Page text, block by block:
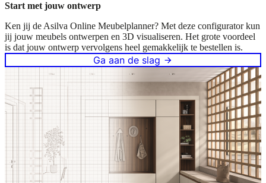
Start met jouw ontwerp
Ken jij de Asilva Online Meubelplanner? Met deze configurator kun
jij jouw meubels ontwerpen en 3D visualiseren. Het grote voordeel
is dat jouw ontwerp vervolgens heel gemakkelijk te bestellen is.
Ga aan de slag